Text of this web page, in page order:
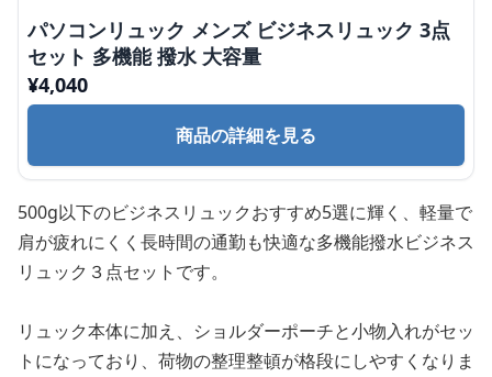
パソコンリュック メンズ ビジネスリュック 3点
セット 多機能 撥水 大容量
¥4,040
商品の詳細を見る
500g以下のビジネスリュックおすすめ5選に輝く、軽量で
肩が疲れにくく長時間の通勤も快適な多機能撥水ビジネス
リュック３点セットです。
リュック本体に加え、ショルダーポーチと小物入れがセッ
トになっており、荷物の整理整頓が格段にしやすくなりま